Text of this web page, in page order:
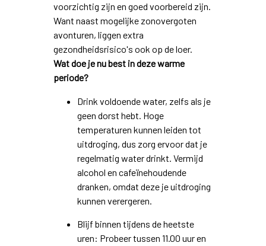
voorzichtig zijn en goed voorbereid zijn.
Want naast mogelijke zonovergoten
avonturen, liggen extra
gezondheidsrisico's ook op de loer.
Wat doe je nu best in deze warme
periode?
Drink voldoende water, zelfs als je
geen dorst hebt. Hoge
temperaturen kunnen leiden tot
uitdroging, dus zorg ervoor dat je
regelmatig water drinkt. Vermijd
alcohol en cafeïnehoudende
dranken, omdat deze je uitdroging
kunnen verergeren.
Blijf binnen tijdens de heetste
uren: Probeer tussen 11.00 uur en